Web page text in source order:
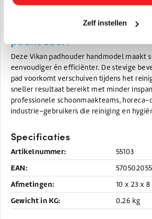
Zelf instellen
en andere oppervlakken
Waarom kiezen voor deze
padhouder?
Deze Vikan padhouder handmodel maakt
eenvoudiger én efficiënter. De stevige
pad voorkomt verschuiven tijdens het
sneller resultaat bereikt met minder
professionele schoonmaakteams, horeca-
industrie-gebruikers die reiniging en
Specificaties
Artikelnummer: 55103
EAN:
Afmetingen: 10 x 23 x 8
Gewicht in KG: 0.26 kg